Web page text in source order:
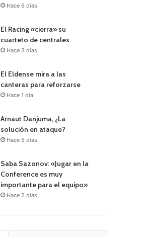
Hace 6 días
El Racing «cierra» su
cuarteto de centrales
Hace 3 días
El Eldense mira a las
canteras para reforzarse
Hace 1 día
Arnaut Danjuma, ¿La
solución en ataque?
Hace 5 días
Saba Sazonov: «Jugar en la
Conference es muy
importante para el equipo»
Hace 2 días